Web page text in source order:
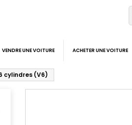
VENDRE UNE VOITURE ACHETER UNE VOITURE
cylindres (V6)